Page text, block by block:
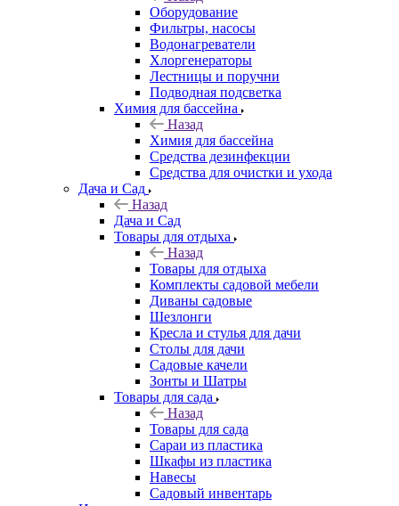
Оборудование
Фильтры, насосы
Водонагреватели
Хлоргенераторы
Лестницы и поручни
Подводная подсветка
Химия для бассейна
Назад
Химия для бассейна
Средства дезинфекции
Средства для очистки и ухода
Дача и Сад
Назад
Дача и Сад
Товары для отдыха
Назад
Товары для отдыха
Комплекты садовой мебели
Диваны садовые
Шезлонги
Кресла и стулья для дачи
Столы для дачи
Садовые качели
Зонты и Шатры
Товары для сада
Назад
Товары для сада
Сараи из пластика
Шкафы из пластика
Навесы
Садовый инвентарь